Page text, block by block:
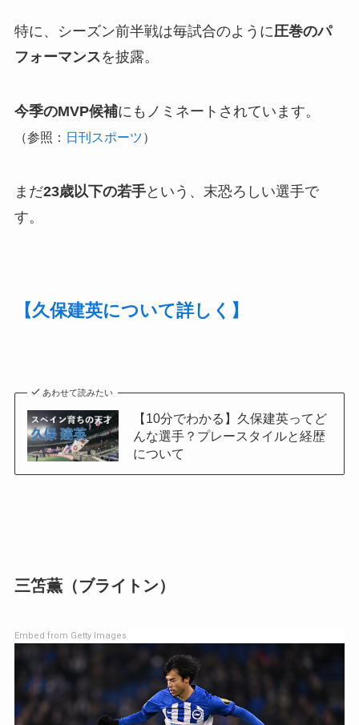
特に、シーズン前半戦は毎試合のように圧巻のパ
フォーマンスを披露。
今季のMVP候補にもノミネートされています。
（参照： 日刊スポーツ）
まだ23歳以下の若手という、末恐ろしい選手で
す。
【久保建英について詳しく】
あわせて読みたい
【10分でわかる】久保建英ってど
んな選手？プレースタイルと経歴
について
三笘薫（ブライトン）
Embed from Getty Images